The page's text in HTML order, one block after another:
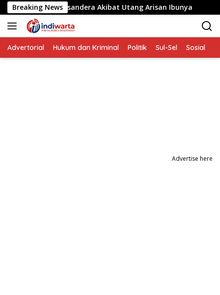
Langsung
ke
konten
Breaking News
yang Disandera Akibat Utang Arisan Ibunya
Advertorial Hukum dan Kriminal Politik Sul-Sel Sosial
Advertise here